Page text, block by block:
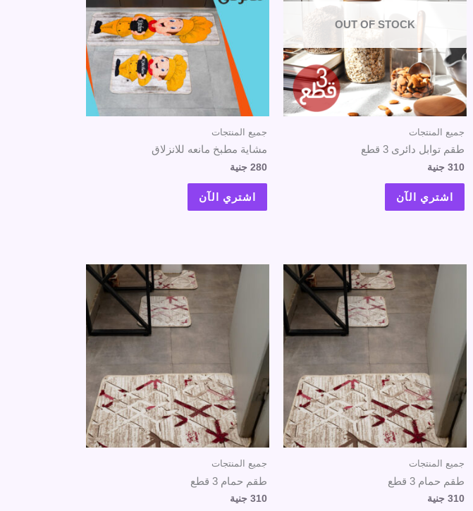
OUT OF STOCK
جميع المنتجات
طقم توابل دائرى 3 قطع
310 جنية
اشتري الآن
جميع المنتجات
مشاية مطبخ مانعه للانزلاق
280 جنية
اشتري الآن
جميع المنتجات
طقم حمام 3 قطع
310 جنية
جميع المنتجات
طقم حمام 3 قطع
310 جنية